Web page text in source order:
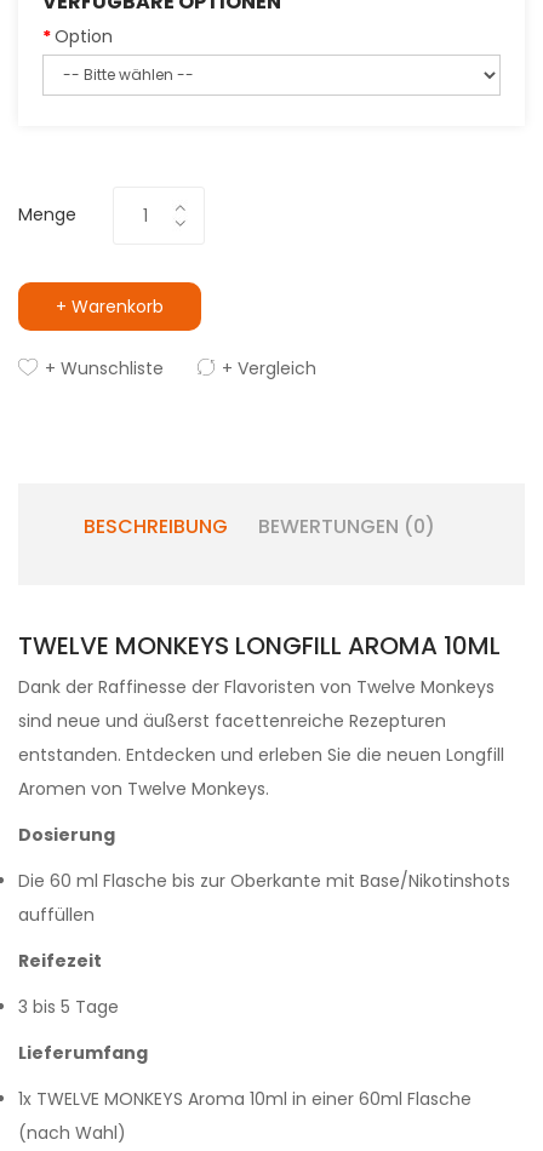
Option
Menge
+ Warenkorb
+ Wunschliste + Vergleich
BESCHREIBUNG BEWERTUNGEN (0)
TWELVE MONKEYS LONGFILL AROMA 10ML
Dank der Raffinesse der Flavoristen von Twelve Monkeys
sind neue und äußerst facettenreiche Rezepturen
entstanden. Entdecken und erleben Sie die neuen Longfill
Aromen von Twelve Monkeys.
Dosierung
Die 60 ml Flasche bis zur Oberkante mit Base/Nikotinshots
auffüllen
Reifezeit
3 bis 5 Tage
Lieferumfang
1x TWELVE MONKEYS Aroma 10ml in einer 60ml Flasche
(nach Wahl)